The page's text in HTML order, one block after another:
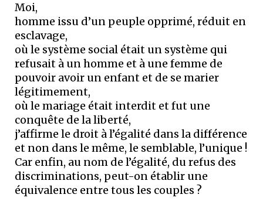
Moi,
homme issu d’un peuple opprimé, réduit en
esclavage,
où le système social était un système qui
refusait à un homme et à une femme de
pouvoir avoir un enfant et de se marier
légitimement,
où le mariage était interdit et fut une
conquête de la liberté,
j’affirme le droit à l’égalité dans la différence
et non dans le même, le semblable, l’unique !
Car enfin, au nom de l’égalité, du refus des
discriminations, peut-on établir une
équivalence entre tous les couples ?